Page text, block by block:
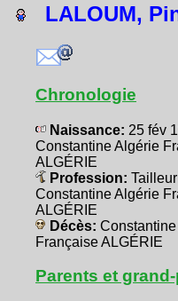
LALOUM,
Chronologie
Naissance: 25 fév
Constantine Algérie
ALGÉRIE
Profession:
Constantine Algérie
ALGÉRIE
Décès:
Française ALGÉRIE
Parents et